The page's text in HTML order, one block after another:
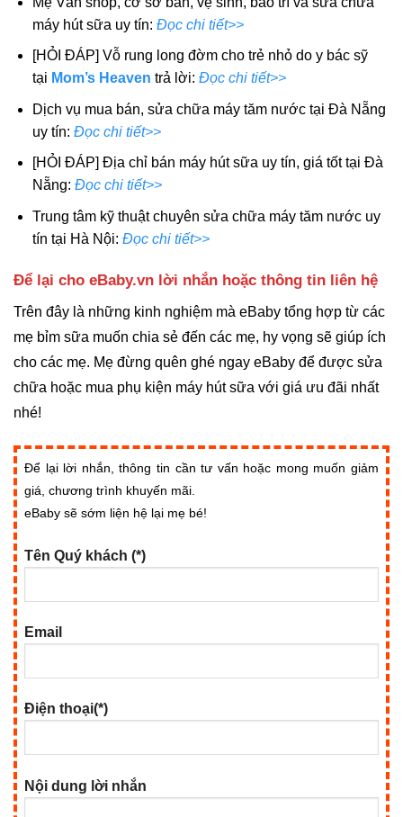
máy hút sữa uy tín: Đọc chi tiết>>
[HỎI ĐÁP] Vỗ rung long đờm cho trẻ nhỏ do y bác sỹ
tại Mom’s Heaven trả lời: Đọc chi tiết>>
Dịch vụ mua bán, sửa chữa máy tăm nước tại Đà Nẵng
uy tín: Đọc chi tiết>>
[HỎI ĐÁP] Địa chỉ bán máy hút sữa uy tín, giá tốt tại Đà
Nẵng: Đọc chi tiết>>
Trung tâm kỹ thuật chuyên sửa chữa máy tăm nước uy
tín tại Hà Nội: Đọc chi tiết>>
Để lại cho eBaby.vn lời nhắn hoặc thông tin liên hệ
Trên đây là những kinh nghiệm mà eBaby tổng hợp từ các
mẹ bỉm sữa muốn chia sẻ đến các mẹ, hy vọng sẽ giúp ích
cho các mẹ. Mẹ đừng quên ghé ngay eBaby để được sửa
chữa hoặc mua phụ kiện máy hút sữa với giá ưu đãi nhất
nhé!
Để lại lời nhắn, thông tin cần tư vấn hoặc mong muốn giảm
giá, chương trình khuyến mãi.
eBaby sẽ sớm liện hệ lại mẹ bé!
Tên Quý khách (*)
Email
Điện thoại(*)
Nội dung lời nhắn